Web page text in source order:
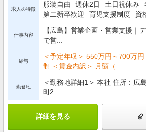
求人の特徴
服装自由 週休2日 土日祝休み
第二新卒歓迎
育児支援制度 資
仕事内容
【広島】営業企画・営業支援｜
で営...
給与
＜予定年収＞ 550万円～700万
制 ＜賃金内訳＞ 月額（...
勤務地
＜勤務地詳細1＞ 本社 住所：広
町2...
詳細を見る